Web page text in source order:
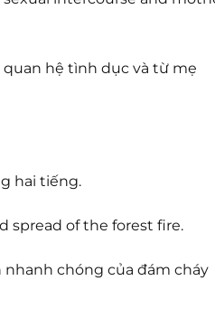
hệ tình dục và từ mẹ
hai tiếng.
spread of the forest fire.
chóng của đám cháy